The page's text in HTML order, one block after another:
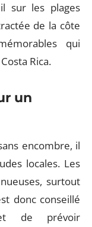
sur les plages
de la côte
qui
Rica.
un
encombre, il
locales. Les
surtout
donc conseillé
de prévoir